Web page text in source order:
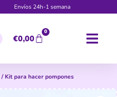
Envíos 24h-1 semana
€0,00
0
/ Kit para hacer pompones